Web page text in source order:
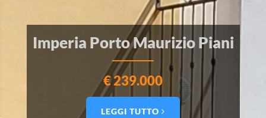
Imperia Porto Maurizio Piani
€ 239.000
LEGGI TUTTO